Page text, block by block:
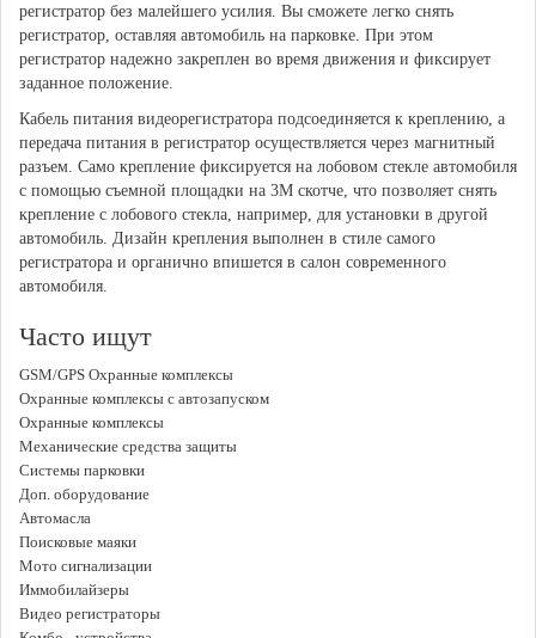
регистратор без малейшего усилия. Вы сможете легко снять
регистратор, оставляя автомобиль на парковке. При этом
регистратор надежно закреплен во время движения и фиксирует
заданное положение.
Кабель питания видеорегистратора подсоединяется к креплению, а
передача питания в регистратор осуществляется через магнитный
разъем. Само крепление фиксируется на лобовом стекле автомобиля
с помощью съемной площадки на 3М скотче, что позволяет снять
крепление с лобового стекла, например, для установки в другой
автомобиль. Дизайн крепления выполнен в стиле самого
регистратора и органично впишется в салон современного
автомобиля.
Часто ищут
GSM/GPS Охранные комплексы
Охранные комплексы с автозапуском
Охранные комплексы
Механические средства защиты
Системы парковки
Доп. оборудование
Автомасла
Поисковые маяки
Мото сигнализации
Иммобилайзеры
Видео регистраторы